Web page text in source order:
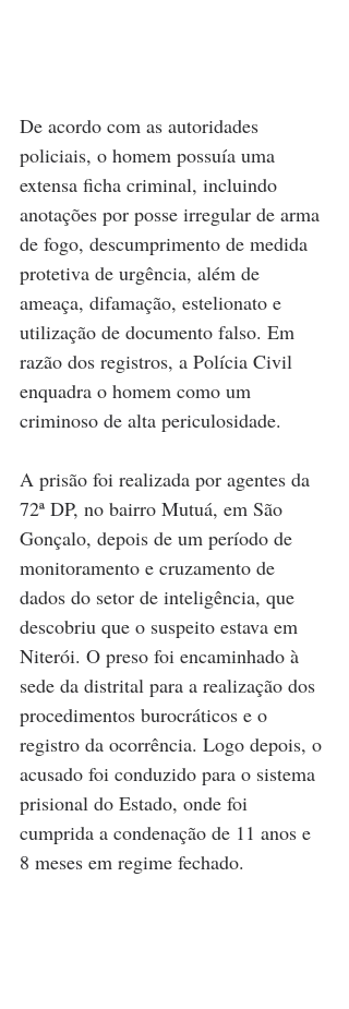
De acordo com as autoridades
policiais, o homem possuía uma
extensa ficha criminal, incluindo
anotações por posse irregular de arma
de fogo, descumprimento de medida
protetiva de urgência, além de
ameaça, difamação, estelionato e
utilização de documento falso. Em
razão dos registros, a Polícia Civil
enquadra o homem como um
criminoso de alta periculosidade.
A prisão foi realizada por agentes da
72ª DP, no bairro Mutuá, em São
Gonçalo, depois de um período de
monitoramento e cruzamento de
dados do setor de inteligência, que
descobriu que o suspeito estava em
Niterói. O preso foi encaminhado à
sede da distrital para a realização dos
procedimentos burocráticos e o
registro da ocorrência. Logo depois, o
acusado foi conduzido para o sistema
prisional do Estado, onde foi
cumprida a condenação de 11 anos e
8 meses em regime fechado.